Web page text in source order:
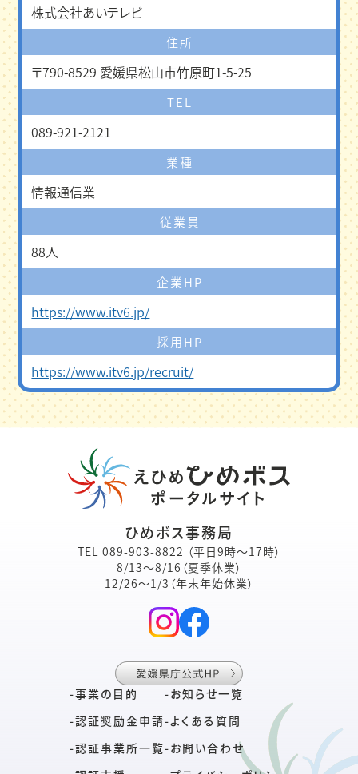
株式会社あいテレビ
住所
〒790-8529 愛媛県松山市竹原町1-5-25
TEL
089-921-2121
業種
情報通信業
従業員
88人
企業HP
https://www.itv6.jp/
採用HP
https://www.itv6.jp/recruit/
ひめボス事務局
TEL 089-903-8822 （平日9時～17時）
8/13～8/16（夏季休業）
12/26～1/3（年末年始休業）
-事業の目的
-認証奨励金申請
-認証事業所一覧
-お知らせ一覧
-よくある質問
-お問い合わせ